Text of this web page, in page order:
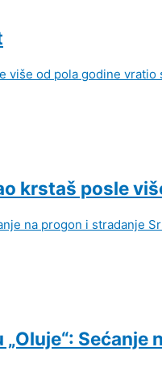
krstaš posle
Sećanje